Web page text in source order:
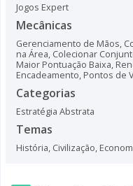
Jogos Expert
Mecânicas
Gerenciamento de Mãos,
na Área, Colecionar
Maior Pontuação Baixa,
Encadeamento, Pontos de
Categorias
Estratégia Abstrata
Temas
História, Civilização,